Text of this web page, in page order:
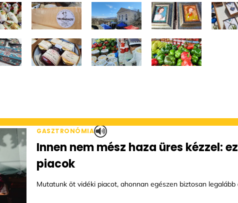
GASZTRONÓMIA
Innen nem mész haza üres kézzel:
piacok
Mutatunk öt vidéki piacot, ahonnan egészen biztosan